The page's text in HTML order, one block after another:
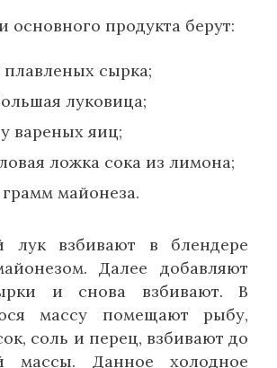
основного продукта берут:
плавленых сырка;
луковица;
вареных яиц;
ложка сока из лимона;
грамм майонеза.
лук взбивают в блендере
Далее добавляют
и снова взбивают. В
массу помещают рыбу,
соль и перец, взбивают до
массы. Данное холодное